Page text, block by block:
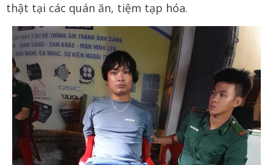
thật tại các quán ăn, tiệm tạp hóa.